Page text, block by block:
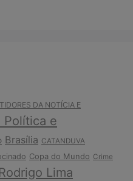
DA NOTÍCIA E
Política e
Brasília CATANDUVA
Copa do Mundo Crime
Lima